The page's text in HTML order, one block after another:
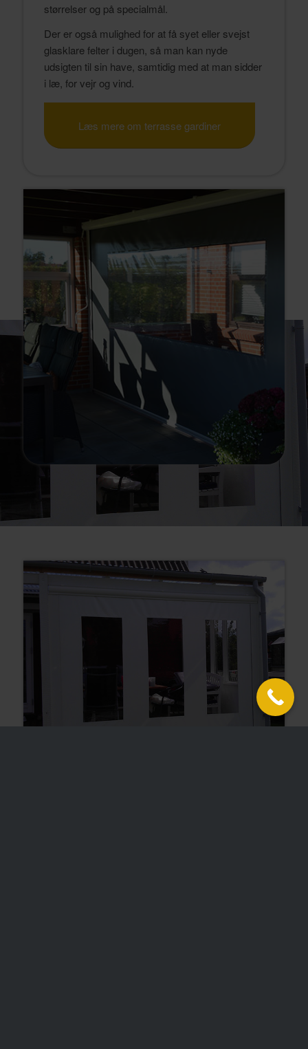
størrelser og på specialmål.
Der er også mulighed for at få syet eller svejst
glasklare felter i dugen, så man kan nyde
udsigten til sin have, samtidig med at man sidder
i læ, for vejr og vind.
Læs mere om terrasse gardiner